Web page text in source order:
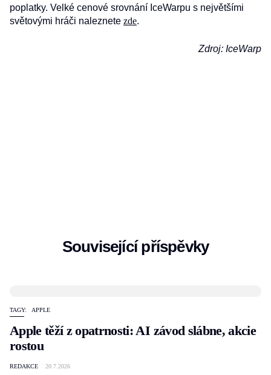
poplatky. Velké cenové srovnání IceWarpu s největšími
světovými hráči naleznete zde.
Zdroj: IceWarp
Související příspěvky
TAGY: APPLE
Apple těží z opatrnosti: AI závod slábne, akcie
rostou
REDAKCE 20.7.2026